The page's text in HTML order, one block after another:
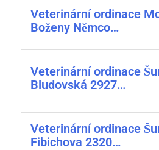
Veterinární ordinace
Boženy Němco…
Veterinární ordinace
Bludovská 2927…
Veterinární ordinace
Fibichova 2320…